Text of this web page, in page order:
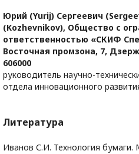
Юрий (Yurij) Сергеевич
(Kozhevnikov), Общество с
ответственностью «СКИФ
Восточная промзона, 7,
606000
руководитель научно-
отдела инновационного
Литература
Иванов С.И. Технология бумаги.